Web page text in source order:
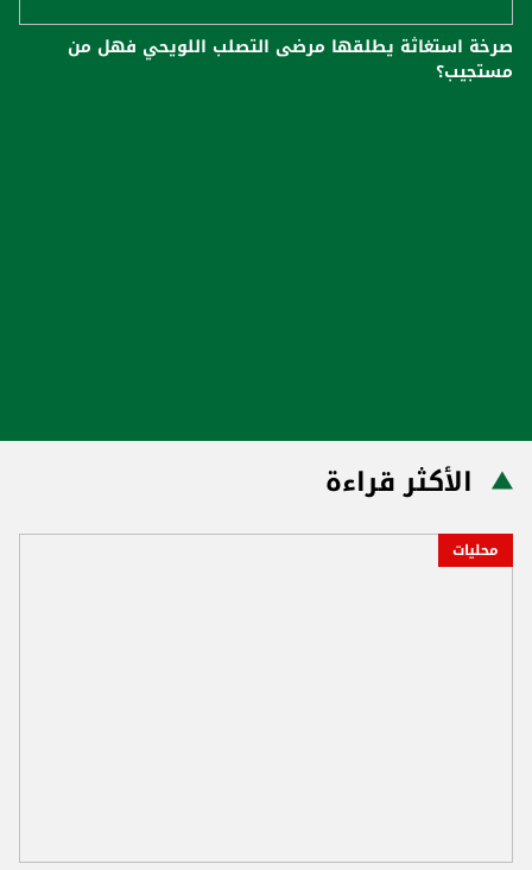
صرخة استغاثة يطلقها مرضى التصلب اللويحي فهل من
مستجيب؟
الأكثر قراءة
محليات